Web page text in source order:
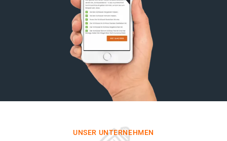
UNSER UNTERNEHMEN